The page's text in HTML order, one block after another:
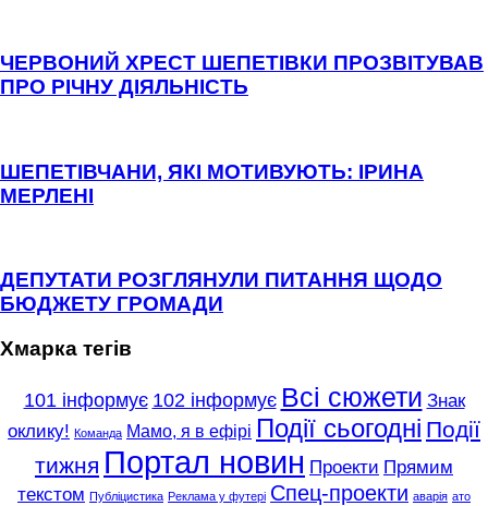
ЧЕРВОНИЙ ХРЕСТ ШЕПЕТІВКИ ПРОЗВІТУВАВ
ПРО РІЧНУ ДІЯЛЬНІСТЬ
ШЕПЕТІВЧАНИ, ЯКІ МОТИВУЮТЬ: ІРИНА
МЕРЛЕНІ
ДЕПУТАТИ РОЗГЛЯНУЛИ ПИТАННЯ ЩОДО
БЮДЖЕТУ ГРОМАДИ
Хмарка тегів
101 інформує 102 інформує Всі сюжети Знак
оклику! Команда Мамо, я в ефірі Події сьогодні Події
тижня Портал новин Проекти Прямим
текстом Публіцистика Реклама у футері Спец-проекти аварія ато